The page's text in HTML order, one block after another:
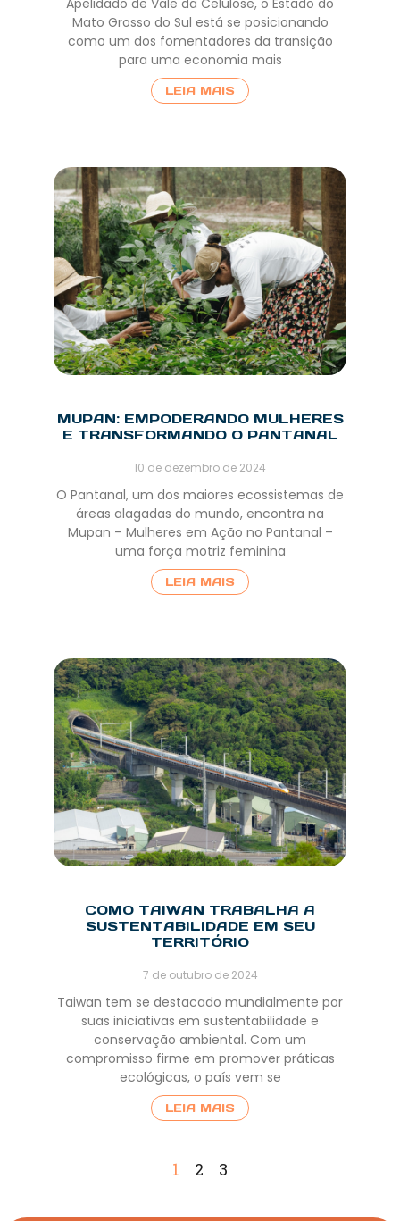
Mato Grosso do Sul está se posicionando
como um dos fomentadores da transição
para uma economia mais
LEIA MAIS
MUPAN: EMPODERANDO MULHERES
E TRANSFORMANDO O PANTANAL
10 de dezembro de 2024
O Pantanal, um dos maiores ecossistemas de
áreas alagadas do mundo, encontra na
Mupan – Mulheres em Ação no Pantanal –
uma força motriz feminina
LEIA MAIS
COMO TAIWAN TRABALHA A
SUSTENTABILIDADE EM SEU
TERRITÓRIO
7 de outubro de 2024
Taiwan tem se destacado mundialmente por
suas iniciativas em sustentabilidade e
conservação ambiental. Com um
compromisso firme em promover práticas
ecológicas, o país vem se
LEIA MAIS
1 2 3